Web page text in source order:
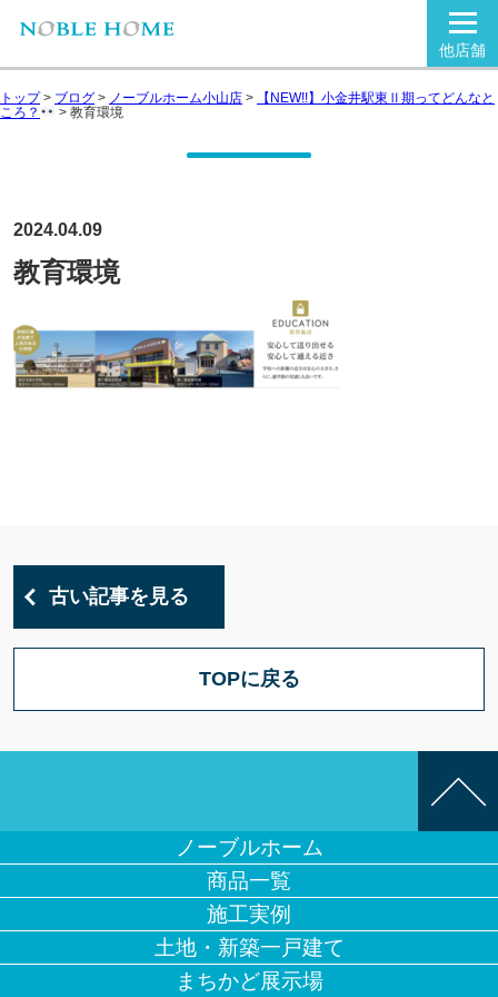
他店舗
トップ> ブログ > ノーブルホーム小山店 >
【NEW!!】小金井駅東Ⅱ期ってどんなと
ころ？
> 教育環境
2024.04.09
教育環境
古い記事を見る
TOPに戻る
ノーブルホーム
商品一覧
施工実例
土地・新築一戸建て
まちかど展示場